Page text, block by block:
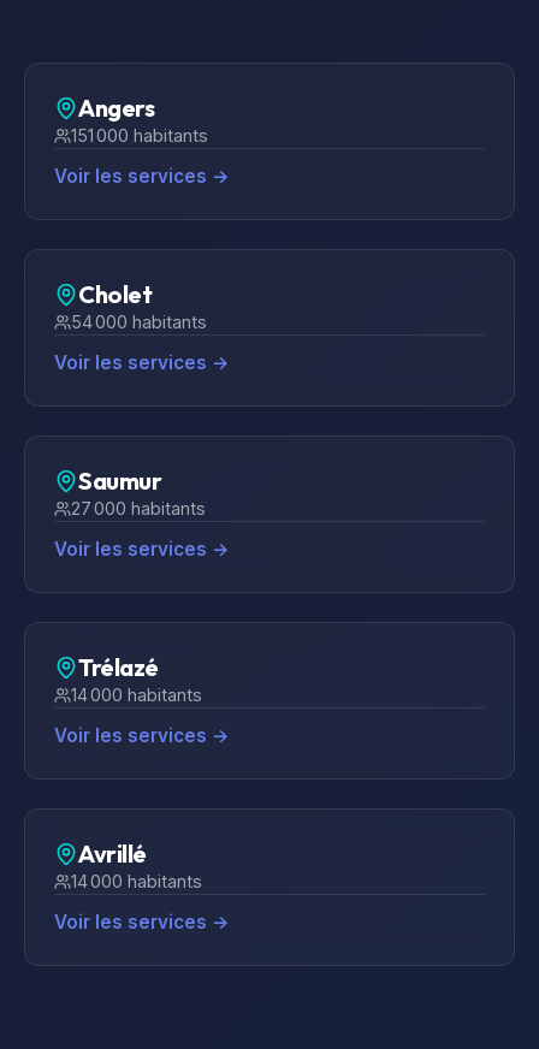
Angers
151 000 habitants
Voir les services →
Cholet
54 000 habitants
Voir les services →
Saumur
27 000 habitants
Voir les services →
Trélazé
14 000 habitants
Voir les services →
Avrillé
14 000 habitants
Voir les services →